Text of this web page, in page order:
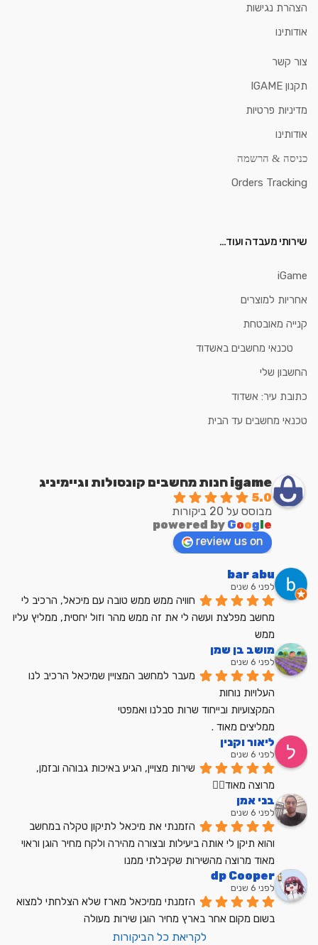
הצהרת נגישות
אודותינו
צור קשר
תקנון IGAME
מדיניות פרטיות
אודותינו
כניסה & הרשמה
Orders Tracking
שירותי מעבדה ועוד…
iGame
אחריות למוצרים
קנייה מאובטחת
טכנאי מחשבים באשדוד
החשבון שלי
כתובת עיר: אשדוד
טכנאי מחשבים עד הבית
igame חנות מחשבים קונסולות וגיימיניג
5.0
מבוסס על 20 ביקורות
powered by Goog e
review us on
bar abu
לפני 6 שנים
ממש
מושב בן שמן
לפני 6 שנים
מעבר למחשב המצויין שמיכאל הרכיב לנו
העלויות נוחות
המקצועיות ובייחוד שרות סבלנו ואמפטי
ממליצים מאוד .
ליאור וקנין
לפני 6 שנים
מרוצה מאוד👍🏼
בני אמן
לפני 6 שנים
מאוד מרוצה מהשירות שקיבלתי ממנו
dp Cooper
לפני 6 שנים
בשום מקום אחר בארץ מחיר הוגן שירות מעולה
לקריאת כל הביקורות